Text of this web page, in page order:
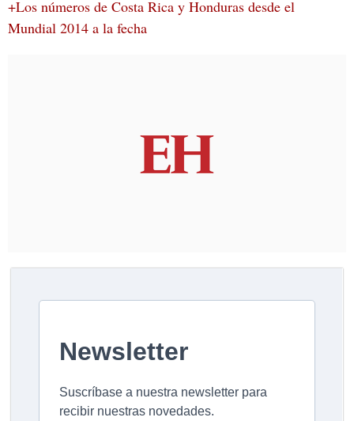
+Los números de Costa Rica y Honduras desde el
Mundial 2014 a la fecha